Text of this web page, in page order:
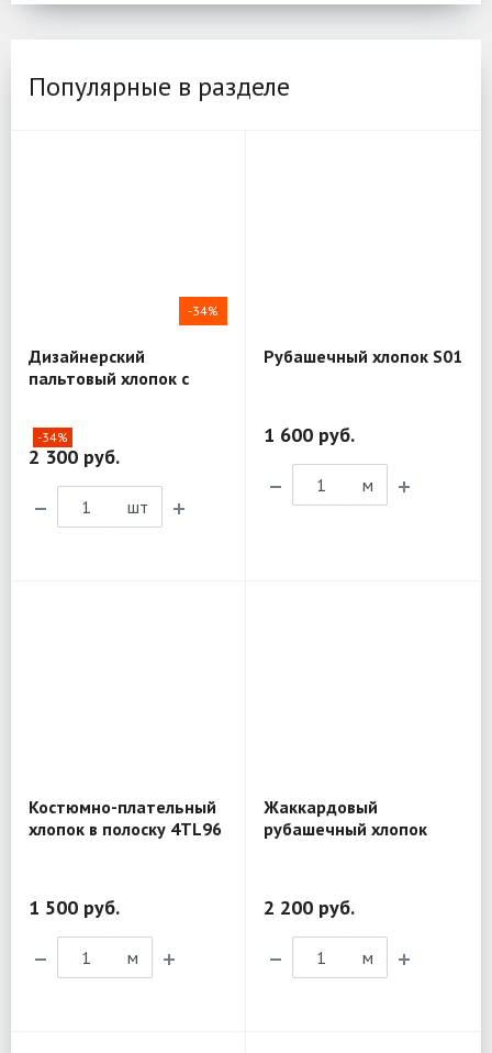
Популярные в разделе
-34%
Дизайнерский
пальтовый хлопок с
-34%
2 300 руб.
шт
Рубашечный хлопок S01
1 600 руб.
м
Костюмно-плательный
хлопок в полоску 4TL96
1 500 руб.
м
Жаккардовый
рубашечный хлопок
2 200 руб.
м